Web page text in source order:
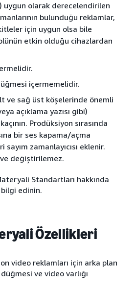
uygun olarak derecelendirilen
bulunduğu reklamlar,
için uygun olsa bile
etkin olduğu cihazlardan
içermemelidir.
ve sağ üst köşelerinde önemli
açıklama yazısı gibi)
Prodüksiyon sırasında
bir ses kapama/açma
zamanlayıcısı eklenir.
değiştirilemez.
Standartları hakkında
edinin.
Özellikleri
video reklamları için arka plan
ve video varlığı